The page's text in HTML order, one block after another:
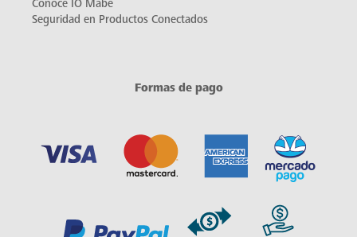
Conoce IO Mabe
Seguridad en Productos Conectados
Formas de pago